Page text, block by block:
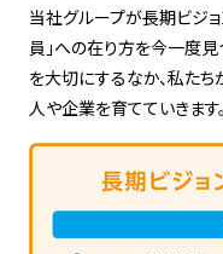
当社グループが長期ビジョ
員」への在り方を今一度
を大切にするなか、私たち
人や企業を育てていきます。